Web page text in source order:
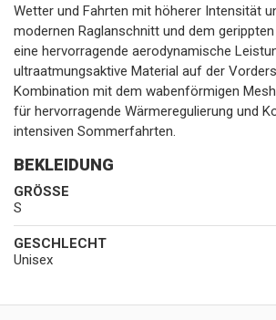
Wetter und Fahrten mit höherer Intensität
modernen Raglanschnitt und dem
eine hervorragende aerodynamische
ultraatmungsaktive Material auf der
Kombination mit dem wabenförmigen
für hervorragende Wärmeregulierung und
intensiven Sommerfahrten.
BEKLEIDUNG
GRÖSSE
S
GESCHLECHT
Unisex